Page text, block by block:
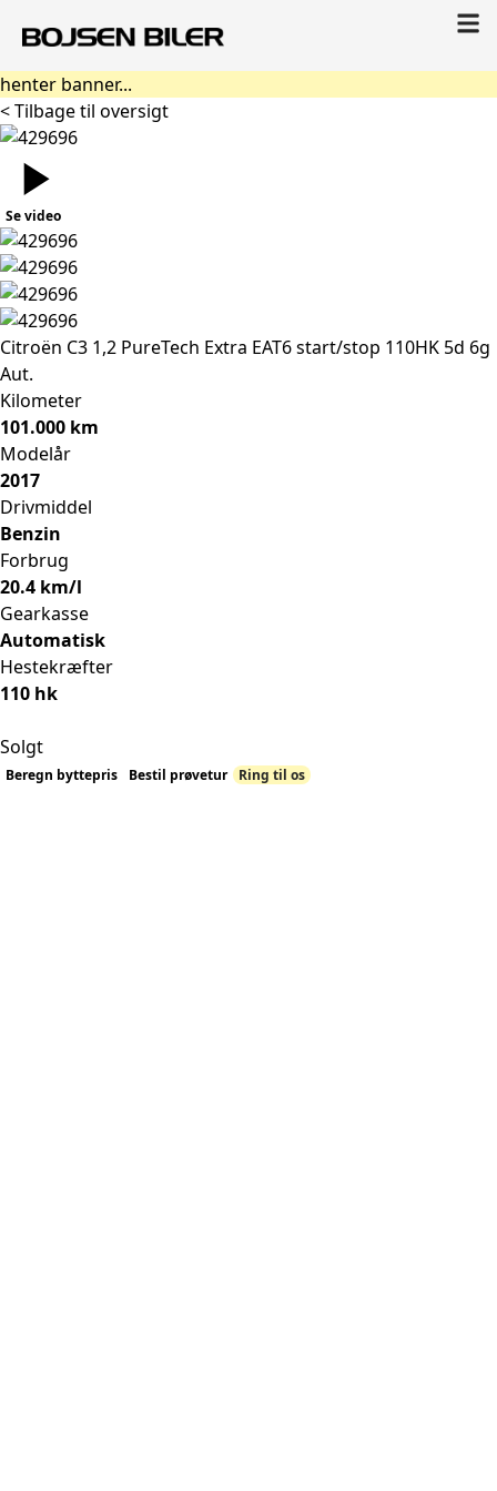
henter banner...
< Tilbage til oversigt
Se video
Citroën C3 1,2 PureTech Extra EAT6 start/stop 110HK 5d 6g
Aut.
Kilometer
101.000 km
Modelår
2017
Drivmiddel
Benzin
Forbrug
20.4 km/l
Gearkasse
Automatisk
Hestekræfter
110 hk
Solgt
Beregn byttepris Bestil prøvetur Ring til os